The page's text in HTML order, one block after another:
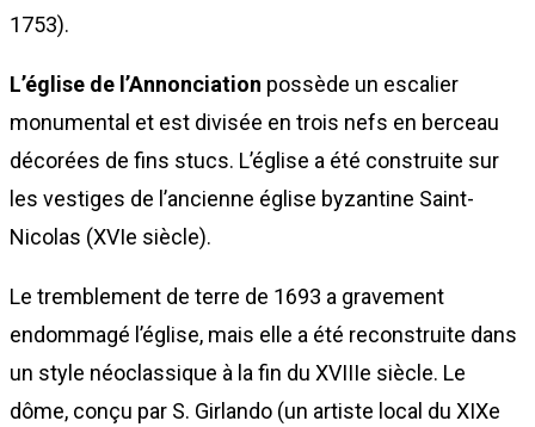
1753).
L’église de l’Annonciation possède un escalier
monumental et est divisée en trois nefs en berceau
décorées de fins stucs. L’église a été construite sur
les vestiges de l’ancienne église byzantine Saint-
Nicolas (XVIe siècle).
Le tremblement de terre de 1693 a gravement
endommagé l’église, mais elle a été reconstruite dans
un style néoclassique à la fin du XVIIIe siècle. Le
dôme, conçu par S. Girlando (un artiste local du XIXe